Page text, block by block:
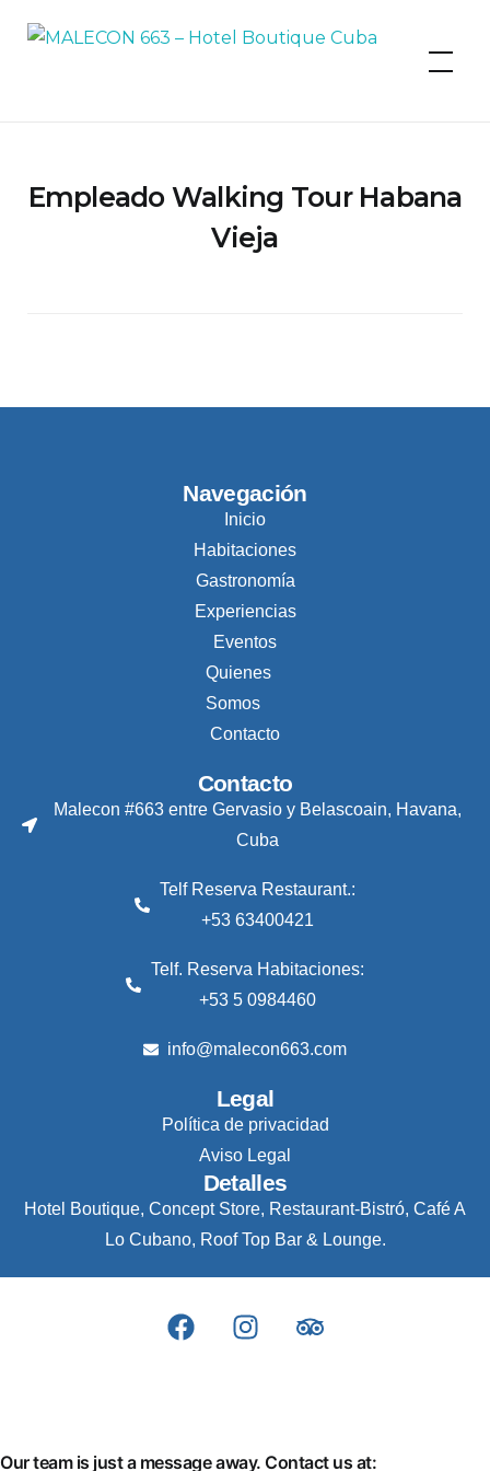
MALECON 663 – Hotel Boutique
Empleado Walking Tour Habana
Vieja
Navegación
Inicio
Habitaciones
Gastronomía
Experiencias
Eventos
Quienes
Somos
Contacto
Contacto
Malecon #663 entre Gervasio y Belascoain, Havana,
Cuba
Telf Reserva Restaurant.:
+53 63400421
Telf. Reserva Habitaciones:
+53 5 0984460
info@malecon663.com
Legal
Política de privacidad
Aviso Legal
Detalles
Hotel Boutique, Concept Store, Restaurant-Bistró, Café A
Lo Cubano, Roof Top Bar & Lounge.
Our team is just a message away. Contact us at: